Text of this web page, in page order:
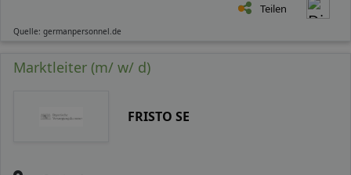
Teilen
Quelle: germanpersonnel.de
Marktleiter (m/ w/ d)
FRISTO SE